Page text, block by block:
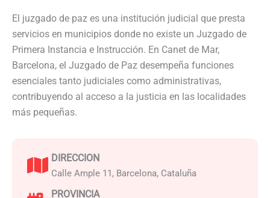
El juzgado de paz es una institución judicial que presta
servicios en municipios donde no existe un Juzgado de
Primera Instancia e Instrucción. En Canet de Mar,
Barcelona, el Juzgado de Paz desempeña funciones
esenciales tanto judiciales como administrativas,
contribuyendo al acceso a la justicia en las localidades
más pequeñas.
DIRECCION
Calle Ample 11, Barcelona, Cataluña
PROVINCIA